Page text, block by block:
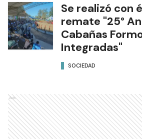
Se realizó con
remate "25°
Cabañas
Integradas"
SOCIEDAD
Ads